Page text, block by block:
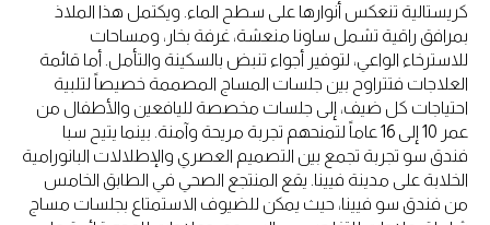
كريستالية تنعكس أنوارها على سطح الماء. ويكتمل هذا الملاذ
بمرافق راقية تشمل ساونا منعشة، غرفة بخار، ومساحات
للاسترخاء الواعي، لتوفير أجواء تنبض بالسكينة والتأمل. أما قائمة
العلاجات فتتراوح بين جلسات المساج المصممة خصيصاً لتلبية
احتياجات كل ضيف، إلى جلسات مخصصة لليافعين والأطفال من
عمر 10 إلى 16 عاماً لتمنحهم تجربة مريحة وآمنة. بينما يتيح سبا
فندق سو تجربة تجمع بين التصميم العصري والإطلالات البانورامية
الخلابة على مدينة فيينا. يقع المنتجع الصحي في الطابق الخامس
من فندق سو فيينا، حيث يمكن للضيوف الاستمتاع بجلسات مساج